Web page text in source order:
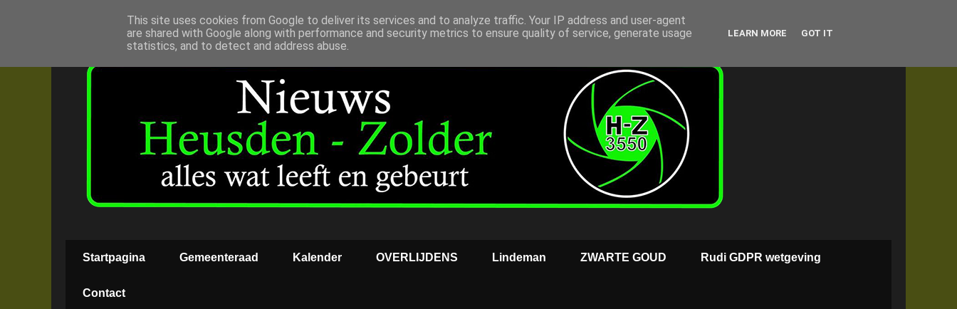
Startpagina Gemeenteraad Kalender OVERLIJDENS Lindeman ZWARTE GOUD Rudi GDPR wetgeving
Contact
This site uses cookies from Google to deliver its services and to analyze traffic. Your IP address and user-agent
are shared with Google along with performance and security metrics to ensure quality of service, generate usage
statistics, and to detect and address abuse.
LEARN MORE GOT IT